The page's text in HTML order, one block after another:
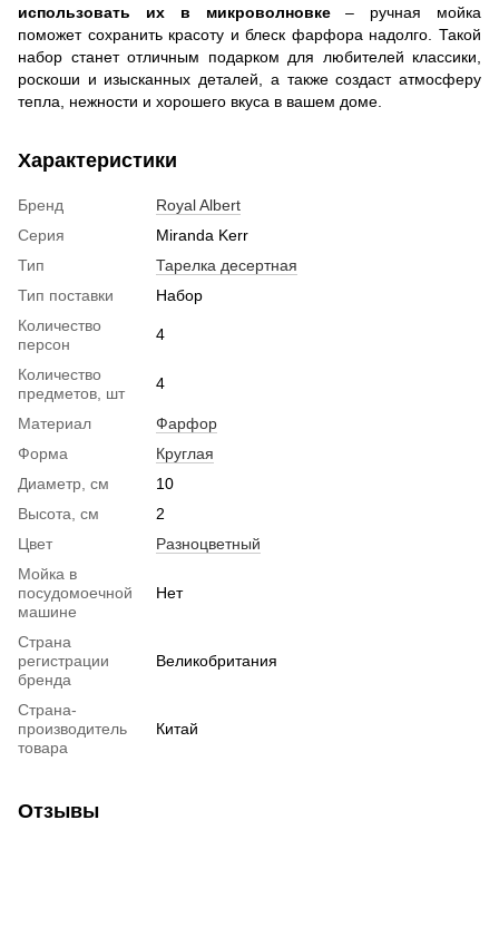
использовать их в микроволновке– ручная мойка
поможет сохранить красоту и блеск фарфора надолго. Такой
набор станет отличным подарком для любителей классики,
роскоши и изысканных деталей, а также создаст атмосферу
тепла, нежности и хорошего вкуса в вашем доме.
Характеристики
Бренд
Royal Albert
Серия
Miranda Kerr
Тип
Тарелка десертная
Тип поставки
Набор
Количество
персон
4
Количество
предметов, шт
4
Материал
Фарфор
Форма
Круглая
Диаметр, см
10
Высота, см
2
Цвет
Разноцветный
Мойка в
посудомоечной
машине
Нет
Страна
регистрации
бренда
Великобритания
Страна-
производитель
товара
Китай
Отзывы